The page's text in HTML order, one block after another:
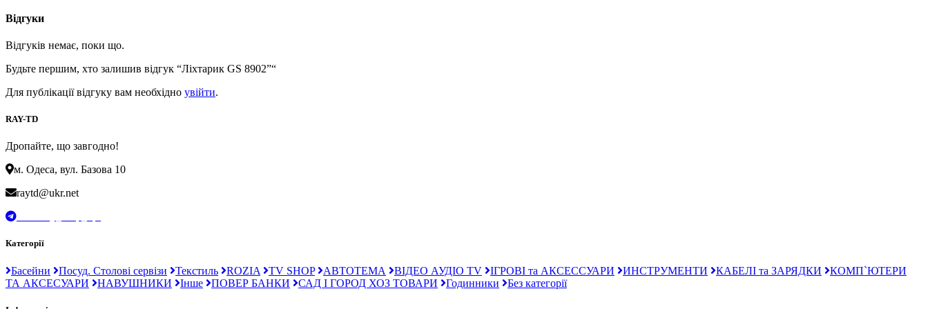
Відгуки
Відгуків немає, поки що.
Будьте першим, хто залишив відгук “Ліхтарик GS 8902”“
Для публікації відгуку вам необхідно увійти.
RAY-TD
Дропайте, що завгодно!
м. Одеса, вул. Базова 10
raytd@ukr.net
Категорії
Басейни Посуд. Столові сервізи Текстиль ROZIA TV SHOP АВТОТЕМА ВІДЕО АУДІО TV ІГРОВІ та АКСЕССУАРИ ИНСТРУМЕНТИ КАБЕЛІ та ЗАРЯДКИ
КОМП`ЮТЕРИ
ТА АКСЕСУАРИ
НАВУШНИКИ Інше ПОВЕР БАНКИ САД І ГОРОД ХОЗ ТОВАРИ Годинники Без категорії